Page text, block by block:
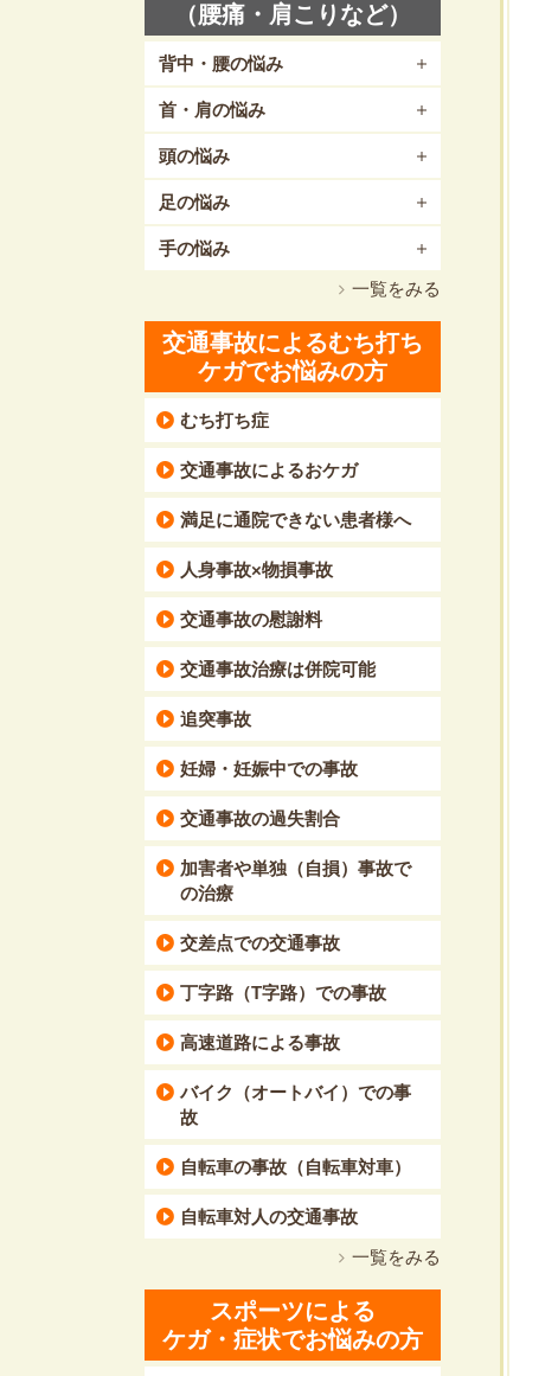
（腰痛・肩こりなど）
背中・腰の悩み
首・肩の悩み
頭の悩み
足の悩み
手の悩み
一覧をみる
交通事故によるむち打ち
ケガでお悩みの方
むち打ち症
交通事故によるおケガ
満足に通院できない患者様へ
人身事故×物損事故
交通事故の慰謝料
交通事故治療は併院可能
追突事故
妊婦・妊娠中での事故
交通事故の過失割合
加害者や単独（自損）事故で
の治療
交差点での交通事故
丁字路（T字路）での事故
高速道路による事故
バイク（オートバイ）での事
故
自転車の事故（自転車対車）
自転車対人の交通事故
一覧をみる
スポーツによる
ケガ・症状でお悩みの方